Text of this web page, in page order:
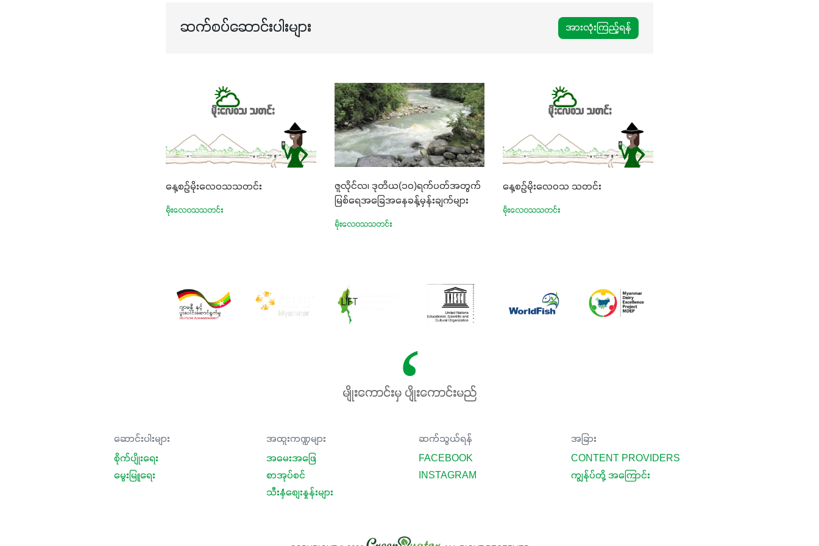
ဆက်စပ်ဆောင်းပါးများ အားလုံးကြည့်ရန်
နေ့စဉ်မိုးလေဝသသတင်း
မိုးလေဝသသတင်း
ဇူလိုင်လ၊ ဒုတိယ(၁၀)ရက်ပတ်အတွက်
မြစ်ရေအခြေအနေခန့်မှန်းချက်များ
မိုးလေဝသသတင်း
နေ့စဉ်မိုးလေဝသ သတင်း
မိုးလေဝသသတင်း
မျိုးကောင်းမှ ပျိုးကောင်းမည်
ဆောင်းပါးများ
စိုက်ပျိုးရေး
မွေးမြူရေး
အထူးကဏ္ဍများ
အမေးအဖြေ
စာအုပ်စင်
သီးနှံစျေးနှုန်းများ
ဆက်သွယ်ရန်
FACEBOOK
INSTAGRAM
အခြား
CONTENT PROVIDERS
ကျွန်ုပ်တို့ အကြောင်း